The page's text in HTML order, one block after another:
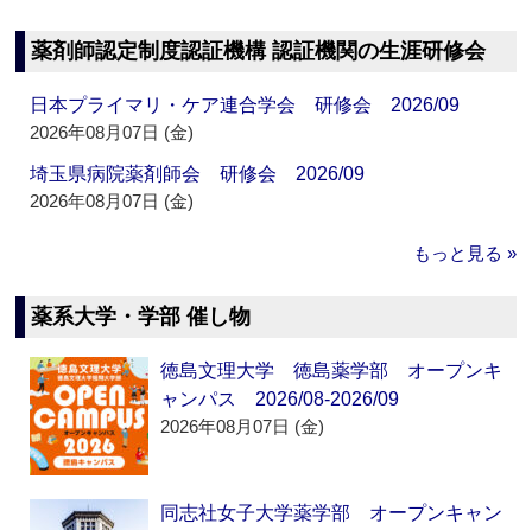
薬剤師認定制度認証機構 認証機関の生涯研修会
日本プライマリ・ケア連合学会 研修会 2026/09
2026年08月07日 (金)
埼玉県病院薬剤師会 研修会 2026/09
2026年08月07日 (金)
もっと見る »
薬系大学・学部 催し物
徳島文理大学 徳島薬学部 オープンキ
ャンパス 2026/08-2026/09
2026年08月07日 (金)
同志社女子大学薬学部 オープンキャン